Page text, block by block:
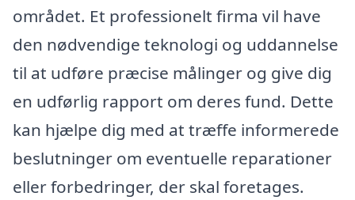
området. Et professionelt firma vil have
den nødvendige teknologi og uddannelse
til at udføre præcise målinger og give dig
en udførlig rapport om deres fund. Dette
kan hjælpe dig med at træffe informerede
beslutninger om eventuelle reparationer
eller forbedringer, der skal foretages.